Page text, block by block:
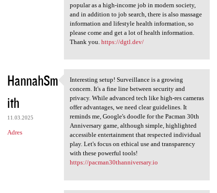
popular as a high-income job in modern society,
and in addition to job search, there is also massage
information and lifestyle health information, so
please come and get a lot of health information.
Thank you. https://dgtl.dev/
HannahSm
ith
11.03.2025
Adres
Interesting setup!
Interesting setup! Surveillance is a growing
concern. It's a fine line between security and
privacy. While advanced tech like high-res cameras
offer advantages, we need clear guidelines. It
reminds me, Google's doodle for the Pacman 30th
Anniversary game, although simple, highlighted
accessible entertainment that respected individual
play. Let's focus on ethical use and transparency
with these powerful tools!
https://pacman30thanniversary.io